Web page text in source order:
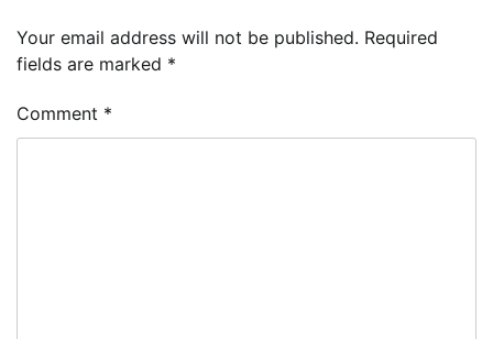
Your email address will not be published. Required
fields are marked *
Comment *